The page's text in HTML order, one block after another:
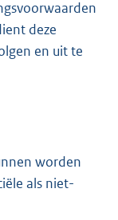
deze
en uit te
worden
als niet-